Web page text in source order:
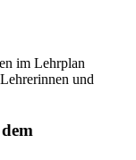
im Lehrplan
und